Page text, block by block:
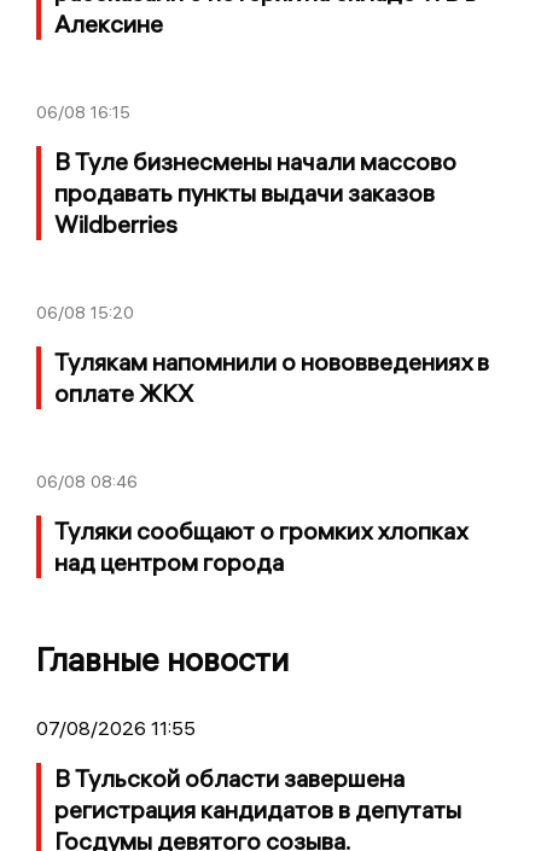
Алексине
06/08 16:15
В Туле бизнесмены начали массово
продавать пункты выдачи заказов
Wildberries
06/08 15:20
Тулякам напомнили о нововведениях в
оплате ЖКХ
06/08 08:46
Туляки сообщают о громких хлопках
над центром города
Главные новости
07/08/2026 11:55
В Тульской области завершена
регистрация кандидатов в депутаты
Госдумы девятого созыва.